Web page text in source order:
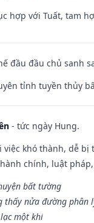
hợp với Tuất, tam
đầu đầu chủ sanh
tỉnh tuyền thủy
- tức ngày Hung.
việc khó thành, dễ
chính, luật
bất tường
thấy nửa đường phân
một khi